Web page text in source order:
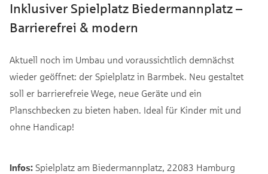
Inklusiver Spielplatz Biedermannplatz –
Barrierefrei & modern
Aktuell noch im Umbau und voraussichtlich demnächst
wieder geöffnet: der Spielplatz in Barmbek. Neu gestaltet
soll er barrierefreie Wege, neue Geräte und ein
Planschbecken zu bieten haben. Ideal für Kinder mit und
ohne Handicap!
Infos: Spielplatz am Biedermannplatz, 22083 Hamburg